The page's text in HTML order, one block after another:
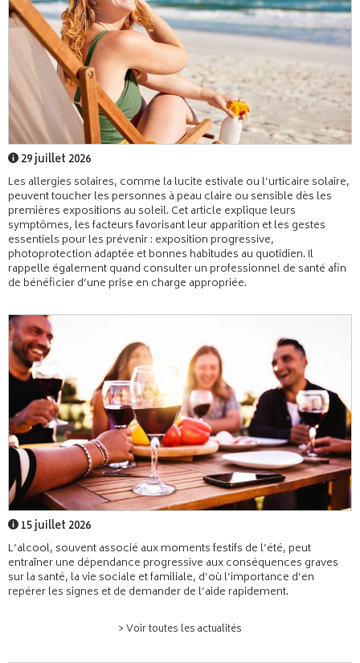
29 juillet 2026
Les allergies solaires, comme la lucite estivale ou l’urticaire solaire,
peuvent toucher les personnes à peau claire ou sensible dès les
premières expositions au soleil. Cet article explique leurs
symptômes, les facteurs favorisant leur apparition et les gestes
essentiels pour les prévenir : exposition progressive,
photoprotection adaptée et bonnes habitudes au quotidien. Il
rappelle également quand consulter un professionnel de santé afin
de bénéficier d’une prise en charge appropriée.
15 juillet 2026
L’alcool, souvent associé aux moments festifs de l’été, peut
entraîner une dépendance progressive aux conséquences graves
sur la santé, la vie sociale et familiale, d’où l’importance d’en
repérer les signes et de demander de l’aide rapidement.
> Voir toutes les actualités